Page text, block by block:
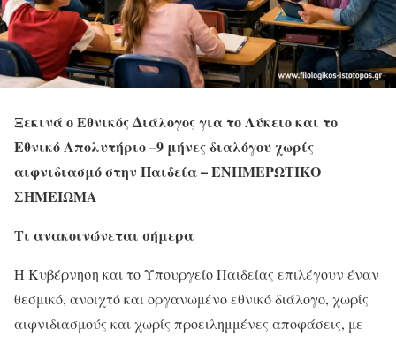
Ξεκινά ο Εθνικός Διάλογος για το Λύκειο και το
Εθνικό Απολυτήριο –9 μήνες διαλόγου χωρίς
αιφνιδιασμό στην Παιδεία – ΕΝΗΜΕΡΩΤΙΚΟ
ΣΗΜΕΙΩΜΑ
Τι ανακοινώνεται σήμερα
Η Κυβέρνηση και το Υπουργείο Παιδείας επιλέγουν έναν
θεσμικό, ανοιχτό και οργανωμένο εθνικό διάλογο, χωρίς
αιφνιδιασμούς και χωρίς προειλημμένες αποφάσεις, με